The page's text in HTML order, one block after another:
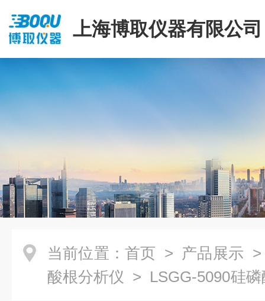
上海博取仪器有限公司
当前位置： 首页 > 产品展示
酸根分析仪 > LSGG-5090硅